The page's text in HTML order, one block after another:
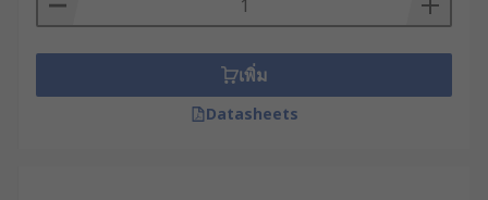
เราเตอร์แบบ Dual SIM : เราเตอร์ WiFi แบบที่มา
พร้อมช่องใส่ซิมการ์ด 2 ช่อง สามารถสลับการ
เชื่อมต่อระหว่างผู้ให้บริการได้โดยอัตโนมัติเมื่อ
เครือข่ายหลักมีปัญหา เพิ่มความเสถียรในการ
เพิ่ม
Datasheets